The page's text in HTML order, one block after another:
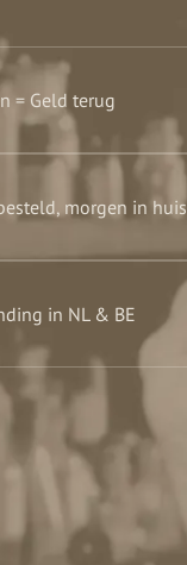
= Geld terug
morgen in huis
in NL & BE